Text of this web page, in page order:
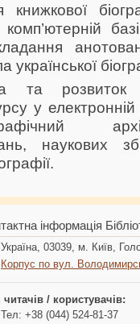
книжкової
комп’ютерній
української
та розвиток
у
наукових
інформація
Україна, 03039, м. Київ,
Корпус по вул.
/ користувачів:
Тел: +38 (044) 524-81-37